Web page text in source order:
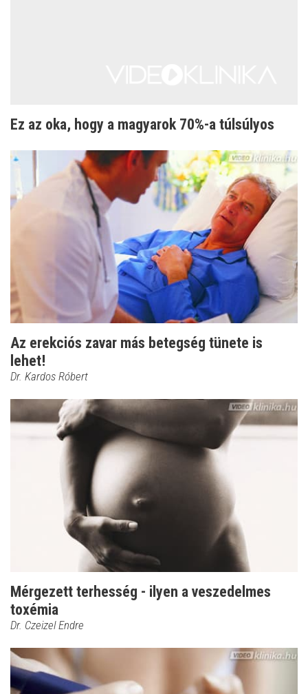
Ez az oka, hogy a magyarok 70%-a túlsúlyos
Az erekciós zavar más betegség tünete is
lehet!
Dr. Kardos Róbert
Mérgezett terhesség - ilyen a veszedelmes
toxémia
Dr. Czeizel Endre